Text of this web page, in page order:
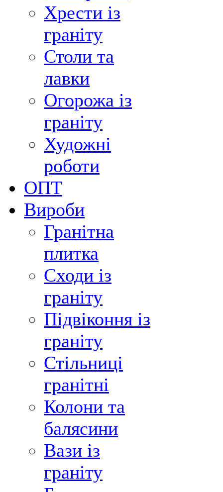
Хрести із
граніту
Столи та
лавки
Огорожа із
граніту
Художні
роботи
ОПТ
Вироби
Гранітна
плитка
Сходи із
граніту
Підвіконня із
граніту
Стільниці
гранітні
Колони та
балясини
Вази із
граніту